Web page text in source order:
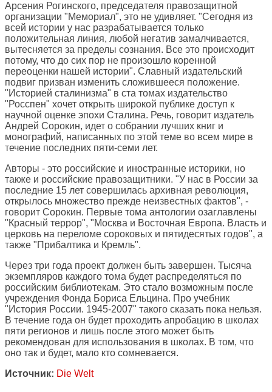
Арсения Рогинского, председателя правозащитной
организации "Мемориал", это не удивляет. "Сегодня из
всей истории у нас разрабатывается только
положительная линия, любой негатив замалчивается,
вытесняется за пределы сознания. Все это происходит
потому, что до сих пор не произошло коренной
переоценки нашей истории". Славный издательский
подвиг призван изменить сложившееся положение.
"Историей сталинизма" в ста томах издательство
"Росспен" хочет открыть широкой публике доступ к
научной оценке эпохи Сталина. Речь, говорит издатель
Андрей Сорокин, идет о собрании лучших книг и
монографий, написанных по этой теме во всем мире в
течение последних пяти-семи лет.
Авторы - это российские и иностранные историки, но
также и российские правозащитники. "У нас в России за
последние 15 лет совершилась архивная революция,
открылось множество прежде неизвестных фактов", -
говорит Сорокин. Первые тома антологии озаглавлены
"Красный террор", "Москва и Восточная Европа. Власть и
церковь на переломе сороковых и пятидесятых годов", а
также "Прибалтика и Кремль".
Через три года проект должен быть завершен. Тысяча
экземпляров каждого тома будет распределяться по
российским библиотекам. Это стало возможным после
учреждения Фонда Бориса Ельцина. Про учебник
"История России. 1945-2007" такого сказать пока нельзя.
В течение года он будет проходить апробацию в школах
пяти регионов и лишь после этого может быть
рекомендован для использования в школах. В том, что
оно так и будет, мало кто сомневается.
Источник: Die Welt